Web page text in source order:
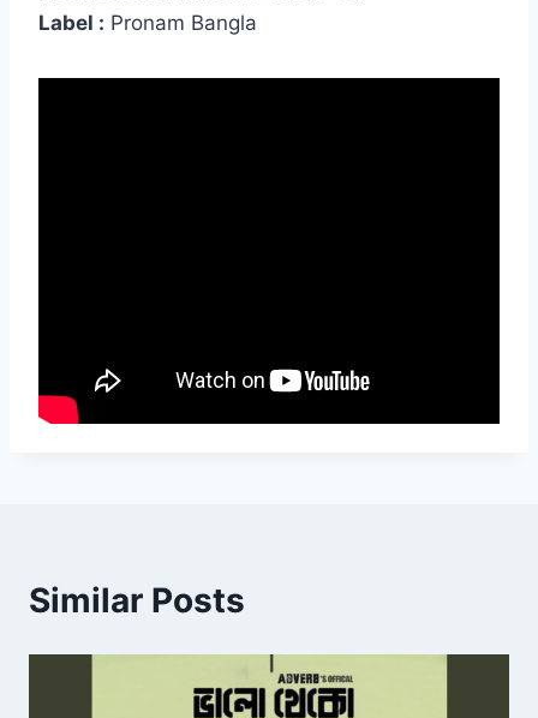
Label : Pronam Bangla
Similar Posts